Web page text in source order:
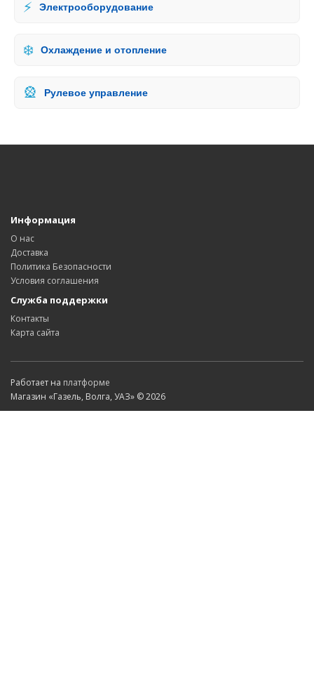
⚡ Электрооборудование
❄️ Охлаждение и отопление
🎡 Рулевое управление
Информация
О нас
Доставка
Политика Безопасности
Условия соглашения
Служба поддержки
Контакты
Карта сайта
Работает на платформе
Магазин «Газель, Волга, УАЗ» © 2026